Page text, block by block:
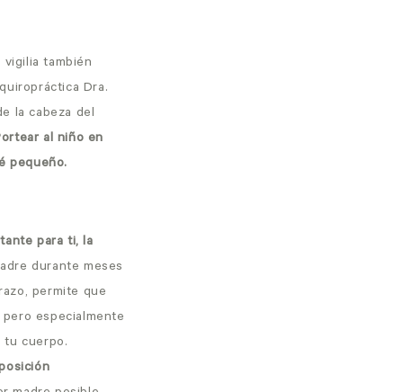
también
Dra.
la cabeza del
al niño en
pequeño.
para ti, la
durante meses
permite que
especialmente
tu cuerpo.